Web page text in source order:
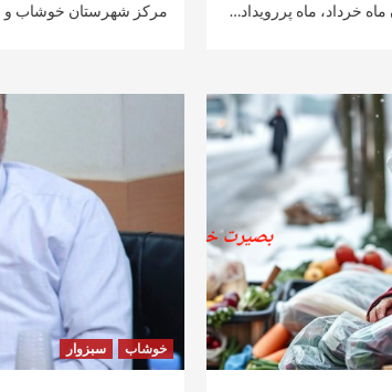
خرداد، ماه پررویداد…
مرکز شهرستان خوشاب و
خوشاب سبزوار